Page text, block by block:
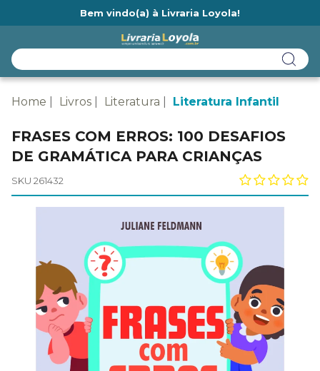
Bem vindo(a) à Livraria Loyola!
Home Livros Literatura Literatura Infantil
FRASES COM ERROS: 100 DESAFIOS
DE GRAMÁTICA PARA CRIANÇAS
SKU 261432